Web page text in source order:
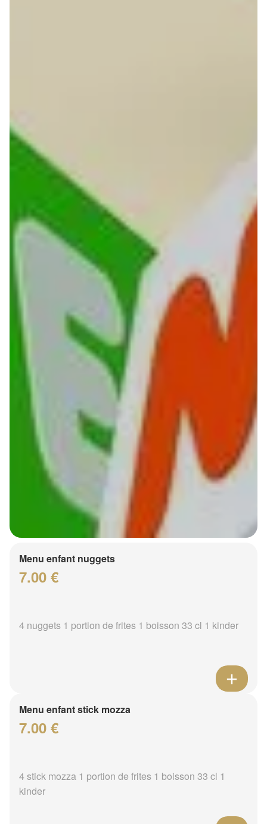
Menu enfant nuggets
7.00 €
4 nuggets 1 portion de frites 1 boisson 33 cl 1 kinder
Menu enfant stick mozza
7.00 €
4 stick mozza 1 portion de frites 1 boisson 33 cl 1
kinder